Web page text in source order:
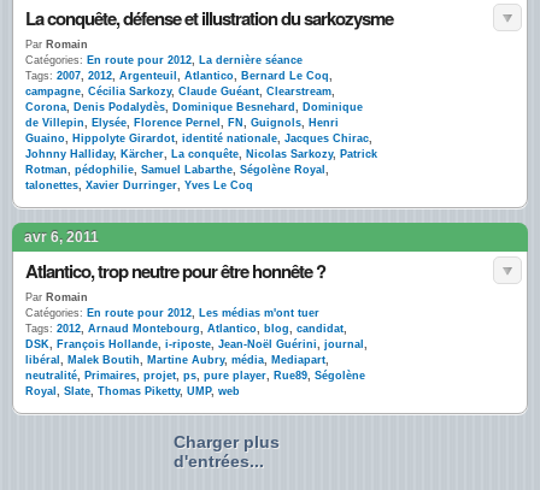
La conquête, défense et illustration du sarkozysme
Par Romain
Catégories: En route pour 2012, La dernière séance
Tags: 2007, 2012, Argenteuil , Atlantico, Bernard Le Coq,
campagne, Cécilia Sarkozy, Claude Guéant, Clearstream,
Corona, Denis Podalydès, Dominique Besnehard , Dominique
de Villepin, Elysée, Florence Pernel , FN , Guignols, Henri
Guaino, Hippolyte Girardot, identité nationale, Jacques Chirac,
Johnny Halliday, Kärcher, La conquête, Nicolas Sarkozy, Patrick
Rotman, pédophilie, Samuel Labarthe, Ségolène Royal ,
talonettes, Xavier Durringer, Yves Le Coq
avr 6, 2011
Atlantico, trop neutre pour être honnête ?
Par Romain
Catégories: En route pour 2012, Les médias m'ont tuer
Tags: 2012, Arnaud Montebourg, Atlantico, blog, candidat,
DSK, François Hollande, i-riposte, Jean-Noël Guérini, journal ,
libéral , Malek Boutih, Martine Aubry, média, Mediapart,
neutralité, Primaires, projet, ps, pure player, Rue89, Ségolène
Royal , Slate, Thomas Piketty, UMP, web
Charger plus
d'entrées...